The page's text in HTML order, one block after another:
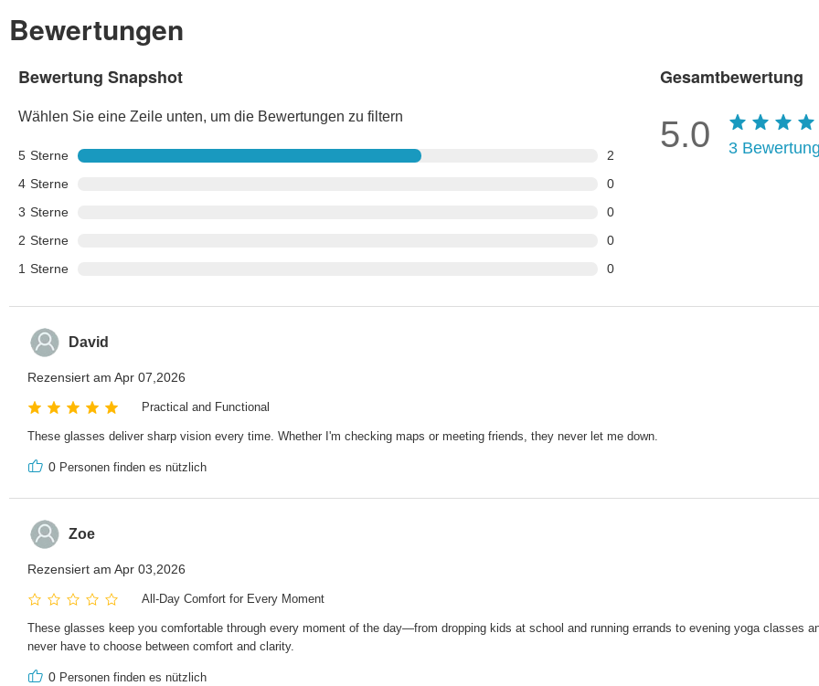
Bewertungen
Bewertung Snapshot
Wählen Sie eine Zeile unten, um die Bewertungen zu filtern
5 Sterne
2
4 Sterne
0
3 Sterne
0
2 Sterne
0
1 Sterne 0
Gesamtbewertung
5.0 3
David
Rezensiert am Apr 07,2026
Practical and Functional
These glasses deliver sharp vision every time. Whether I'm checking maps or meeting friends, they never let me down.
0 Personen finden es nützlich
Zoe
Rezensiert am Apr 03,2026
All-Day Comfort for Every Moment
These glasses keep you comfortable through every moment of the day—from dropping kids at school and running errands to evening yoga classes
never have to choose between comfort and clarity.
0 Personen finden es nützlich